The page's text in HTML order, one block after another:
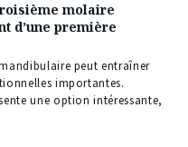
molaire
d’une première
peut entraîner
importantes.
une option intéressante,